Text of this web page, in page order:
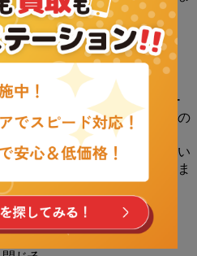
テリー交換は、iPhoneステー
い。迅速かつ丁寧に、お客様の
す。東金市、山武市、茂原
は、どんな小さなことでも構い
越しを心よりお待ちしておりま